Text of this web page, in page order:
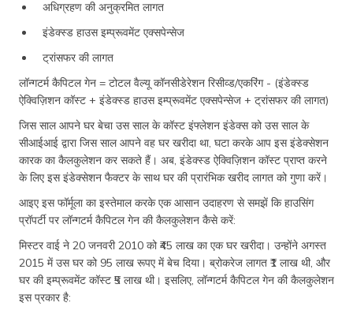
अधिग्रहण की अनुक्रमित लागत
इंडेक्स्ड हाउस इम्प्रूवमेंट एक्सपेन्सेज
ट्रांसफर की लागत
लॉन्गटर्म कैपिटल गेन = टोटल वैल्यू कॉनसीडेरेशन रिसीव्ड/एकरिंग - (इंडेक्स्ड
ऐक्विज़िशन कॉस्ट + इंडेक्स्ड हाउस इम्प्रूवमेंट एक्सपेन्सेज + ट्रांसफर की लागत)
जिस साल आपने घर बेचा उस साल के कॉस्ट इंफ्लेशन इंडेक्स को उस साल के
सीआईआई द्वारा जिस साल आपने वह घर खरीदा था, घटा करके आप इस इंडेक्सेशन
कारक का कैलकुलेशन कर सकते हैं। अब, इंडेक्स्ड ऐक्विज़िशन कॉस्ट प्राप्त करने
के लिए इस इंडेक्सेशन फैक्टर के साथ घर की प्रारंभिक खरीद लागत को गुणा करें।
आइए इस फॉर्मूला का इस्तेमाल करके एक आसान उदाहरण से समझें कि हाउसिंग
प्रॉपर्टी पर लॉन्गटर्म कैपिटल गेन की कैलकुलेशन कैसे करें:
मिस्टर वाई ने 20 जनवरी 2010 को ₹45 लाख का एक घर खरीदा। उन्होंने अगस्त
2015 में उस घर को 95 लाख रूपए में बेच दिया। ब्रोकरेज लागत ₹1 लाख थी, और
घर की इम्प्रूवमेंट कॉस्ट ₹5 लाख थी। इसलिए, लॉन्गटर्म कैपिटल गेन की कैलकुलेशन
इस प्रकार है: